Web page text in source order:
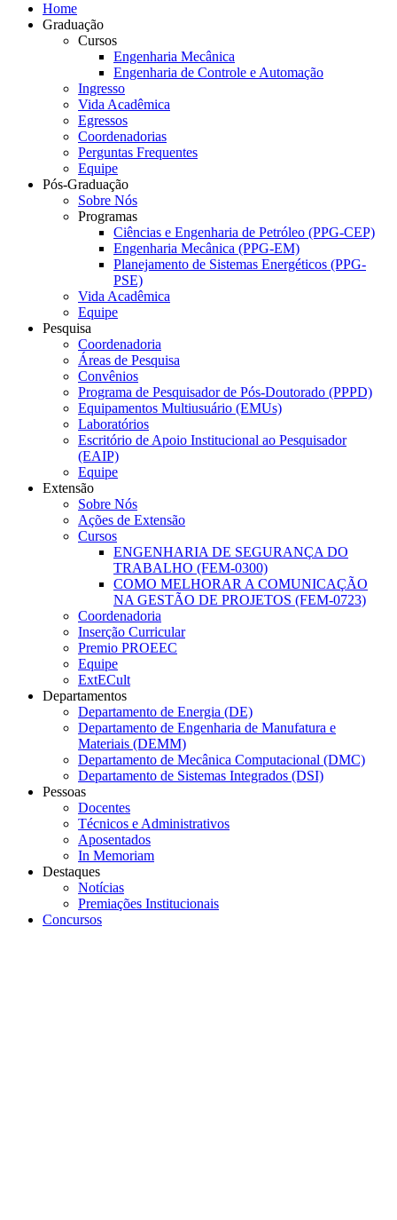
Home
Graduação
Cursos
Engenharia Mecânica
Engenharia de Controle e Automação
Ingresso
Vida Acadêmica
Egressos
Coordenadorias
Perguntas Frequentes
Equipe
Pós-Graduação
Sobre Nós
Programas
Ciências e Engenharia de Petróleo (PPG-CEP)
Engenharia Mecânica (PPG-EM)
Planejamento de Sistemas Energéticos (PPG-
PSE)
Vida Acadêmica
Equipe
Pesquisa
Coordenadoria
Áreas de Pesquisa
Convênios
Programa de Pesquisador de Pós-Doutorado (PPPD)
Equipamentos Multiusuário (EMUs)
Laboratórios
Escritório de Apoio Institucional ao Pesquisador
(EAIP)
Equipe
Extensão
Sobre Nós
Ações de Extensão
Cursos
ENGENHARIA DE SEGURANÇA DO
TRABALHO (FEM-0300)
COMO MELHORAR A COMUNICAÇÃO
NA GESTÃO DE PROJETOS (FEM-0723)
Coordenadoria
Inserção Curricular
Premio PROEEC
Equipe
ExtECult
Departamentos
Departamento de Energia (DE)
Departamento de Engenharia de Manufatura e
Materiais (DEMM)
Departamento de Mecânica Computacional (DMC)
Departamento de Sistemas Integrados (DSI)
Pessoas
Docentes
Técnicos e Administrativos
Aposentados
In Memoriam
Destaques
Notícias
Premiações Institucionais
Concursos